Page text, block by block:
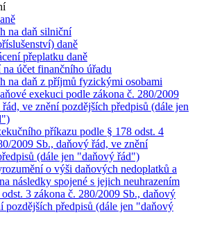
na daň silniční
daně
přeplatku daně
na účet finančního úřadu
na daň z příjmů fyzickými osobami
exekuci podle zákona č. 280/2009
ve znění pozdějších předpisů (dále jen
příkazu podle § 178 odst. 4
2009 Sb., daňový řád, ve znění
(dále jen "daňový řád")
o výši daňových nedoplatků a
následky spojené s jejich neuhrazením
3 zákona č. 280/2009 Sb., daňový
pozdějších předpisů (dále jen "daňový